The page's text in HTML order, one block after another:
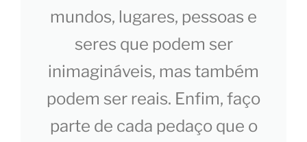
mundos, lugares, pessoas e
seres que podem ser
inimagináveis, mas também
podem ser reais. Enfim, faço
parte de cada pedaço que o